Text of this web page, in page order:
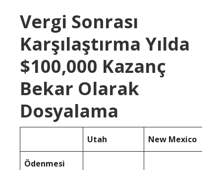
Vergi Sonrası
Karşılaştırma Yılda
$100,000 Kazanç
Bekar Olarak
Dosyalama
Utah New Mexico
Ödenmesi